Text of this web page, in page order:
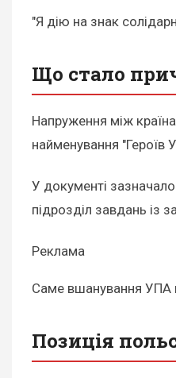
"Я дію на знак
Що стало
Напруження між
найменування "Героїв
У документі
підрозділ завдань із
Реклама
Саме вшанування УПА
Позиція